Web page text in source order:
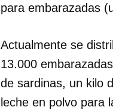
para embarazadas
Actualmente se
13.000
de sardinas, un kilo
leche en polvo para